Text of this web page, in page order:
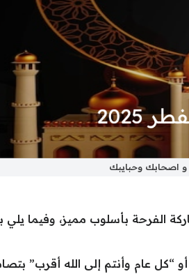
الفرحة بأسلوب مميز، وفيما
“كل عام وأنتم إلى الله أقرب”